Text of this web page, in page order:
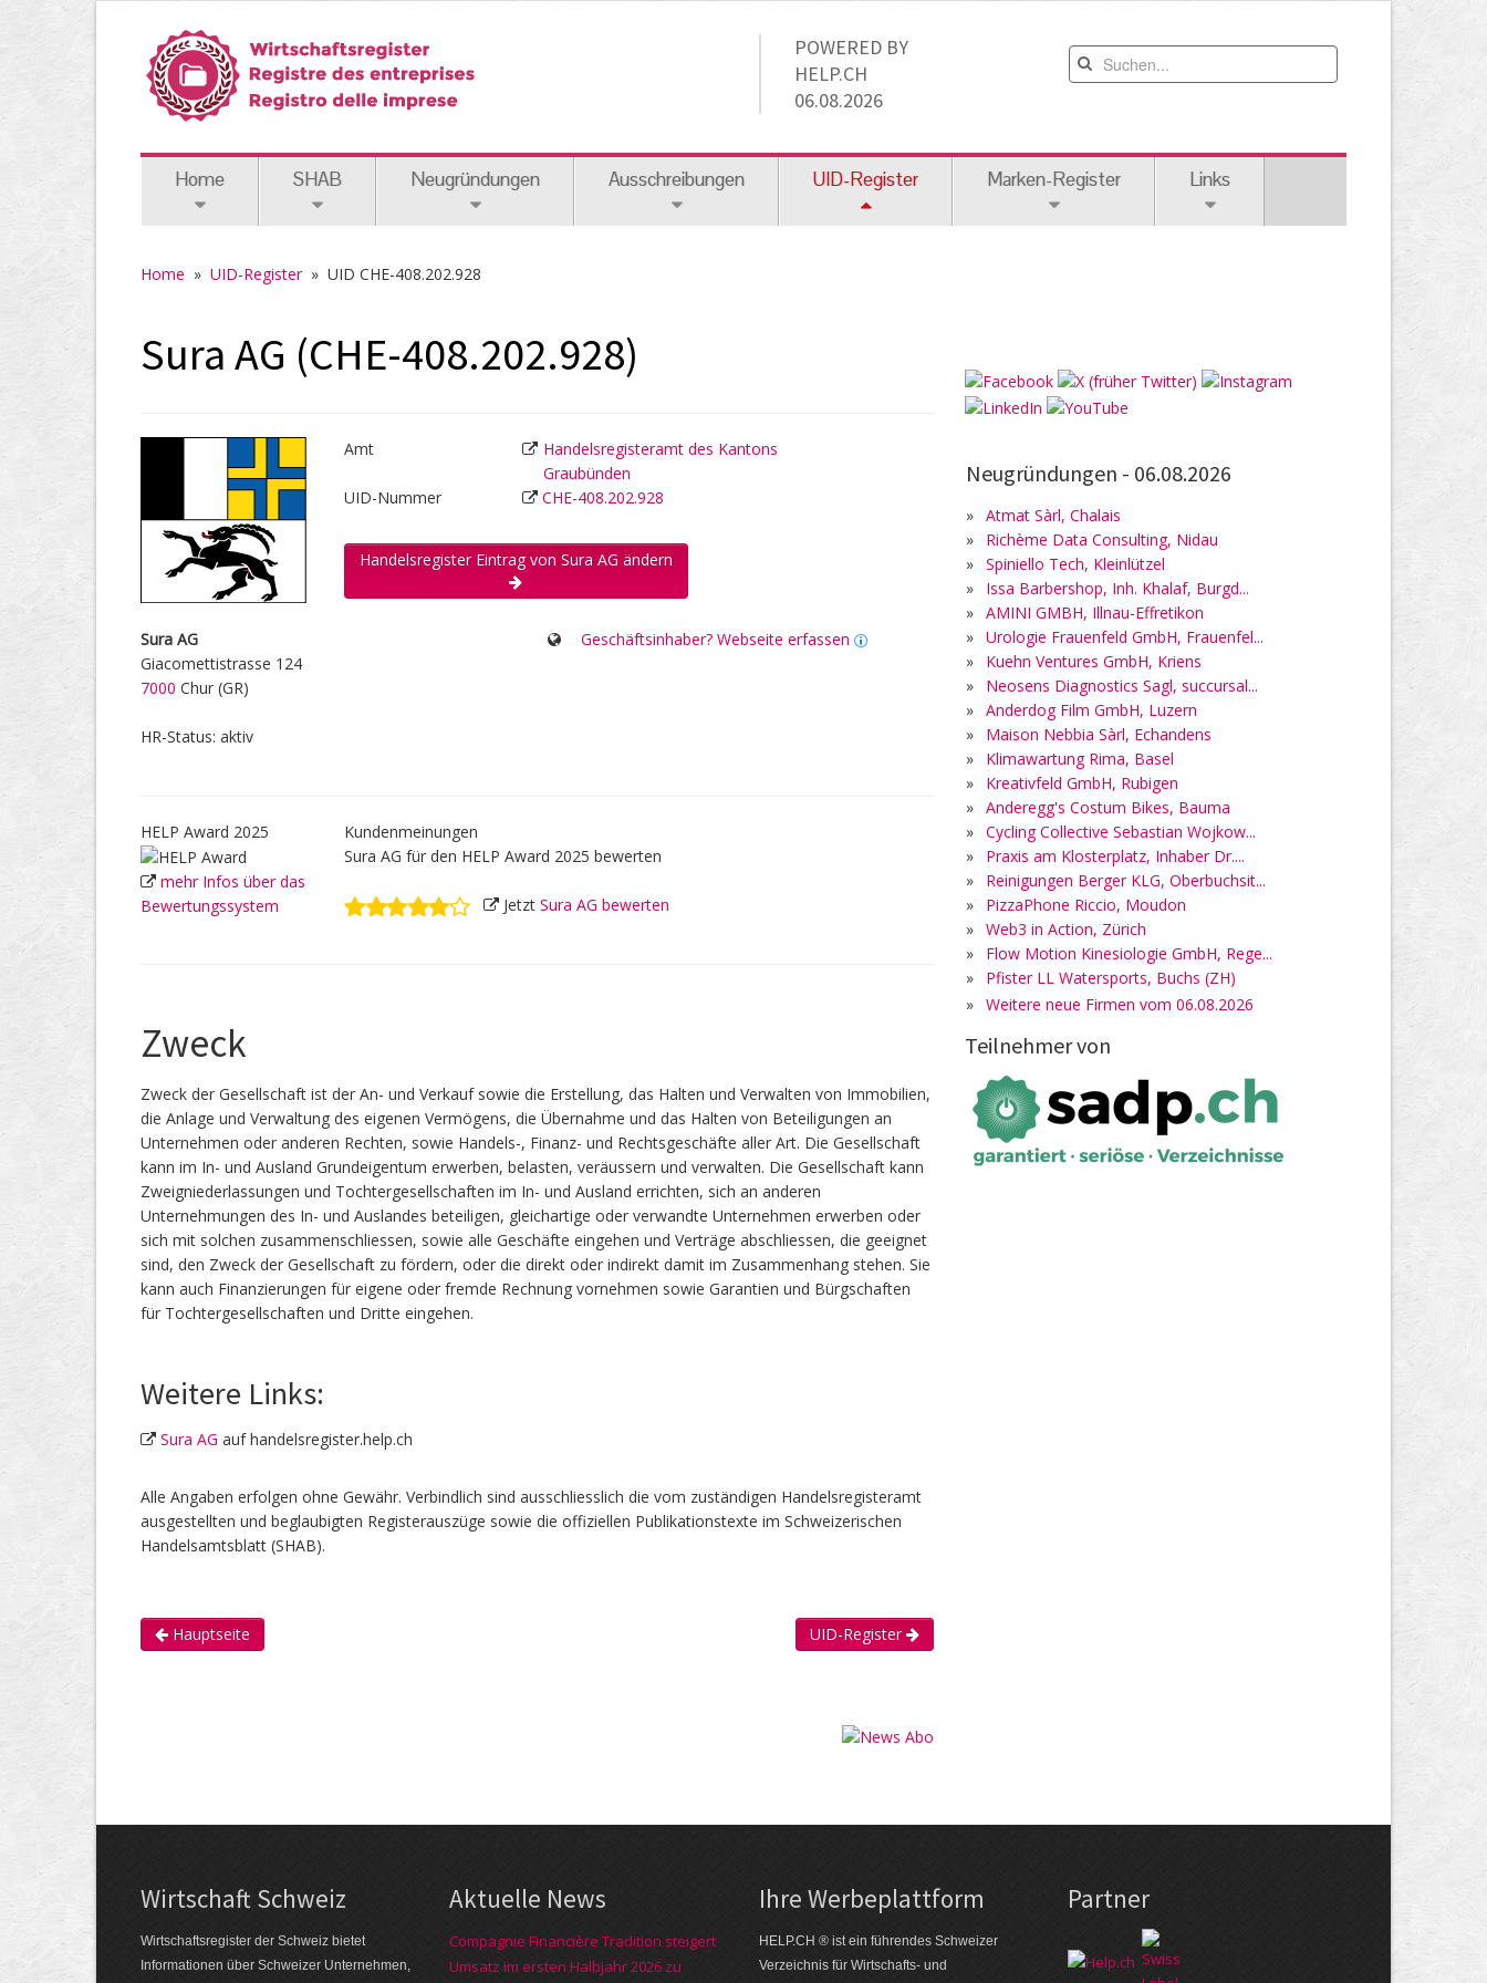
POWERED BY
HELP.CH
06.08.2026
Home SHAB Neugründungen Ausschreibungen UID-Register Marken-Register Links
Home » UID-Register» UID CHE-408.202.928
Sura AG (CHE-408.202.928)
Amt
Handelsregisteramt des Kantons
Graubünden
UID-Nummer
CHE-408.202.928
Handelsregister Eintrag von Sura AG ändern
Sura AG
Giacomettistrasse 124
7000 Chur (GR)
HR-Status: aktiv
Geschäftsinhaber? Webseite erfassen
HELP Award 2025
mehr Infos über das
Bewertungssystem
Kundenmeinungen
Sura AG für den HELP Award 2025 bewerten
Jetzt Sura AG bewerten
Zweck
Zweck der Gesellschaft ist der An- und Verkauf sowie die Erstellung, das Halten und Verwalten von Immobilien,
die Anlage und Verwaltung des eigenen Vermögens, die Übernahme und das Halten von Beteiligungen an
Unternehmen oder anderen Rechten, sowie Handels-, Finanz- und Rechtsgeschäfte aller Art. Die Gesellschaft
kann im In- und Ausland Grundeigentum erwerben, belasten, veräussern und verwalten. Die Gesellschaft kann
Zweigniederlassungen und Tochtergesellschaften im In- und Ausland errichten, sich an anderen
Unternehmungen des In- und Auslandes beteiligen, gleichartige oder verwandte Unternehmen erwerben oder
sich mit solchen zusammenschliessen, sowie alle Geschäfte eingehen und Verträge abschliessen, die geeignet
sind, den Zweck der Gesellschaft zu fördern, oder die direkt oder indirekt damit im Zusammenhang stehen. Sie
kann auch Finanzierungen für eigene oder fremde Rechnung vornehmen sowie Garantien und Bürgschaften
für Tochtergesellschaften und Dritte eingehen.
Weitere Links:
Sura AG auf handelsregister.help.ch
Alle Angaben erfolgen ohne Gewähr. Verbindlich sind ausschliesslich die vom zuständigen Handelsregisteramt
ausgestellten und beglaubigten Registerauszüge sowie die offiziellen Publikationstexte im Schweizerischen
Handelsamtsblatt (SHAB).
Hauptseite UID-Register
Neugründungen - 06.08.2026
» Atmat Sàrl, Chalais
»
Richème Data Consulting, Nidau
» Spiniello Tech, Kleinlützel
»
Issa Barbershop, Inh. Khalaf, Burgd...
» AMINI GMBH, Illnau-Effretikon
» Urologie Frauenfeld GmbH, Frauenfel...
»
Kuehn Ventures GmbH, Kriens
»
Neosens Diagnostics Sagl, succursal...
» Anderdog Film GmbH, Luzern
»
Maison Nebbia Sàrl, Echandens
»
Klimawartung Rima, Basel
»
Kreativfeld GmbH, Rubigen
» Anderegg's Costum Bikes, Bauma
» Cycling Collective Sebastian Wojkow...
»
Praxis am Klosterplatz, Inhaber Dr....
»
Reinigungen Berger KLG, Oberbuchsit...
»
PizzaPhone Riccio, Moudon
» Web3 in Action, Zürich
»
Flow Motion Kinesiologie GmbH, Rege...
»
Pfister LL Watersports, Buchs (ZH)
» Weitere neue Firmen vom 06.08.2026
Teilnehmer von
Wirtschaft Schweiz
Wirtschaftsregister der Schweiz bietet
Informationen über Schweizer Unternehmen,
Aktuelle News
Compagnie Financière Tradition steigert
Umsatz im ersten Halbjahr 2026 zu
Ihre Werbe­plattform
HELP.CH ® ist ein führendes Schweizer
Verzeichnis für Wirtschafts- und
Partner